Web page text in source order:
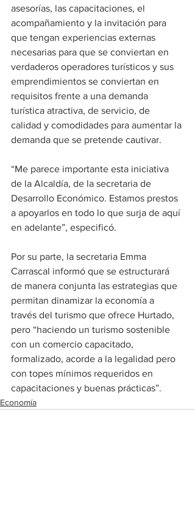
asesorías, las capacitaciones, el
acompañamiento y la invitación para
que tengan experiencias externas
necesarias para que se conviertan en
verdaderos operadores turísticos y sus
emprendimientos se conviertan en
requisitos frente a una demanda
turística atractiva, de servicio, de
calidad y comodidades para aumentar la
demanda que se pretende cautivar.
“Me parece importante esta iniciativa
de la Alcaldía, de la secretaria de
Desarrollo Económico. Estamos prestos
a apoyarlos en todo lo que surja de aquí
en adelante”, especificó.
Por su parte, la secretaria Emma
Carrascal informó que se estructurará
de manera conjunta las estrategias que
permitan dinamizar la economía a
través del turismo que ofrece Hurtado,
pero “haciendo un turismo sostenible
con un comercio capacitado,
formalizado, acorde a la legalidad pero
con topes mínimos requeridos en
capacitaciones y buenas prácticas”.
Economía